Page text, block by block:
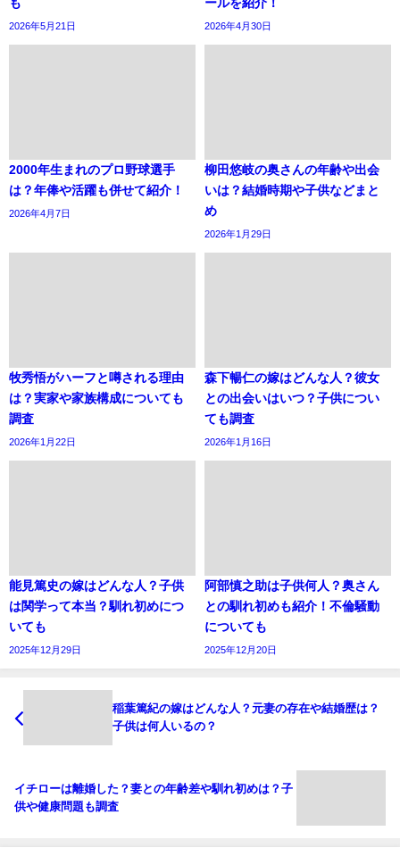
2026年5月21日 2026年4月30日
2000年生まれのプロ野球選手
は？年俸や活躍も併せて紹介！
2026年4月7日
柳田悠岐の奥さんの年齢や出会
いは？結婚時期や子供などまと
め
2026年1月29日
牧秀悟がハーフと噂される理由
は？実家や家族構成についても
調査
2026年1月22日
森下暢仁の嫁はどんな人？彼女
との出会いはいつ？子供につい
ても調査
2026年1月16日
能見篤史の嫁はどんな人？子供
は関学って本当？馴れ初めにつ
いても
2025年12月29日
阿部慎之助は子供何人？奥さん
との馴れ初めも紹介！不倫騒動
についても
2025年12月20日
稲葉篤紀の嫁はどんな人？元妻の存在や結婚歴は？
子供は何人いるの？
イチローは離婚した？妻との年齢差や馴れ初めは？子
供や健康問題も調査